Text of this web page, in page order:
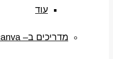
עוד
מדריכים ב– canva